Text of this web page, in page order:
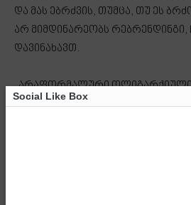
და მას ებრძვის, თუმცა, თუ ეს
არ მიმდინარეობს რებრენდინგი,
დავინახავთ.
„არაფორმალური ოლიგარქიული
მძლავრი ჯგუფია &ქუოტ;დიფ
Social Like Box